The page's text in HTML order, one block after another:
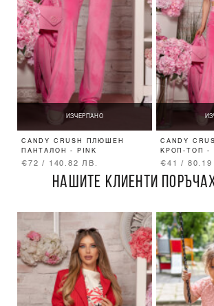
ИЗЧЕРПАНО
CANDY CRUSH ПЛЮШЕН
ПАНТАЛОН - PINK
€72 / 140.82 ЛВ.
CANDY
КРОП-ТОП -
€41 / 80.19
НАШИТЕ КЛИЕНТИ